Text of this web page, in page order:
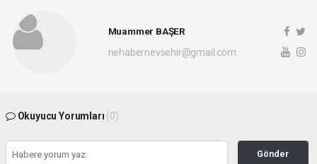
Muammer BAŞER
nehabernevsehir@gmail.com
Okuyucu Yorumları (0)
Gönder